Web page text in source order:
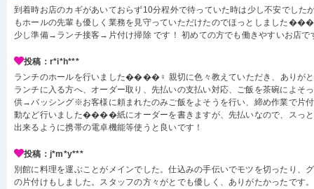
到着時お店のカギがあいておらず10分程外で待っていた時は少し不安でした
もホールの先輩も優しく業務を見守っていただけたのでほっとしました
少し準備→ランチ接客→片付け掃除 です！ 初めての方でも働きやすいお
投稿：r*i*h***
ランチのホールを行いました����‍♀️ 親切に色々教えていただき、あり
ランチに入る方へ、オーダー取り、先払いの支払い対応、ご飯を茶碗によそ
供→バッシング※お客様に頼まれたのみご飯をよそうを行い、締め作業で片
動など行いました����紙にオーダーを書きますが、先払いなので、スっ
出来るように携帯の電卓機能等使うと良いです！
投稿：j*m*y***
別館に料理を運ぶことがメインでした。仕込みの手伝いでモツを切ったり、
の片付けもしました。スタッフの方々がとでも優しく、ありがたかったです